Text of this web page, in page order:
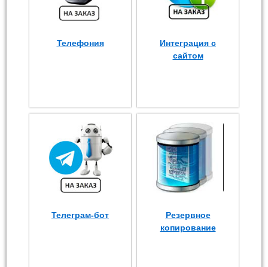
Телефония
Интеграция с
сайтом
Телеграм-бот
Резервное
копирование